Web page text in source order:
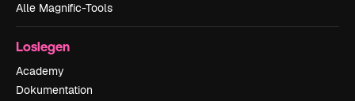
Alle Magnific-Tools
Loslegen
Academy
Dokumentation